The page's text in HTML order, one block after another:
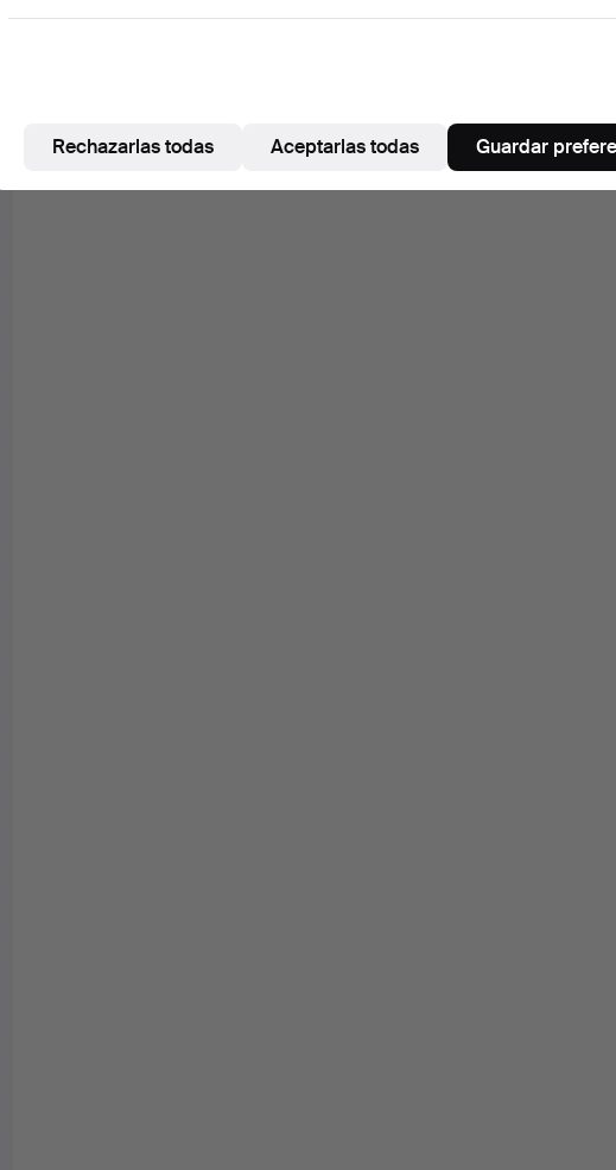
Rechazarlas todas Aceptarlas todas Guardar